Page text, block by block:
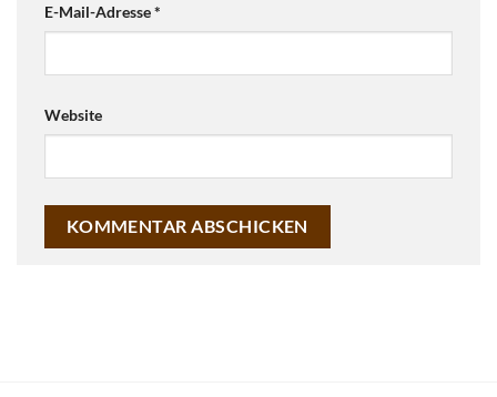
E-Mail-Adresse*
Website